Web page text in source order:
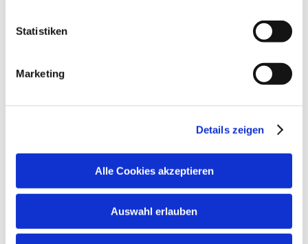
Statistiken
Marketing
Details zeigen
Alle Cookies akzeptieren
Auswahl erlauben